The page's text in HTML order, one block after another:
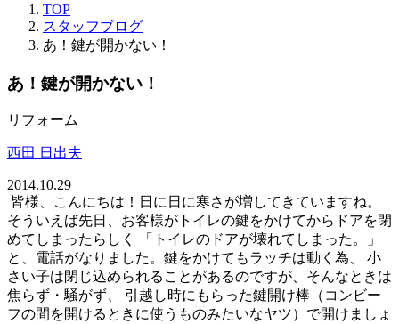
TOP
スタッフブログ
あ！鍵が開かない！
あ！鍵が開かない！
リフォーム
西田 日出夫
2014.10.29
皆様、こんにちは！日に日に寒さが増してきていますね。
そういえば先日、お客様がトイレの鍵をかけてからドアを閉
めてしまったらしく 「トイレのドアが壊れてしまった。」
と、電話がなりました。鍵をかけてもラッチは動く為、 小
さい子は閉じ込められることがあるのですが、そんなときは
焦らず・騒がず、 引越し時にもらった鍵開け棒（コンビー
フの間を開けるときに使うものみたいなヤツ）で開けましょ